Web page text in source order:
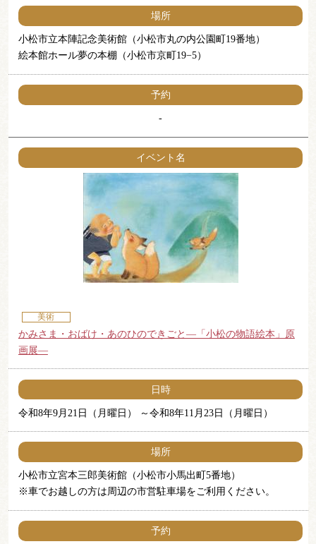
場所
小松市立本陣記念美術館（小松市丸の内公園町19番地）
絵本館ホール夢の本棚（小松市京町19−5）
予約
-
イベント名
美術
かみさま・おばけ・あのひのできごと―「小松の物語絵本」原
画展―
日時
令和8年9月21日（月曜日） 令和8年11月23日（月曜日）
場所
小松市立宮本三郎美術館（小松市小馬出町5番地）
※車でお越しの方は周辺の市営駐車場をご利用ください。
予約